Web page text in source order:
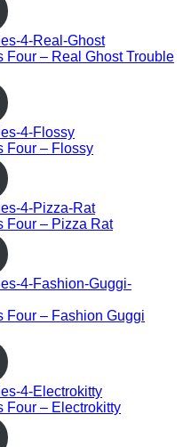
Four – Real Ghost Trouble
Four – Flossy
Four – Pizza Rat
Four – Fashion Guggi
Four – Electrokitty